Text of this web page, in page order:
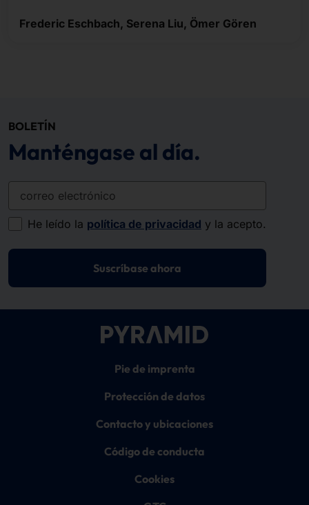
Frederic Eschbach, Serena Liu, Ömer Gören
BOLETÍN
Manténgase al día.
correo electrónico
He leído la política de privacidad y la acepto.
Suscríbase ahora
Pie de imprenta
Protección de datos
Contacto y ubicaciones
Código de conducta
Cookies